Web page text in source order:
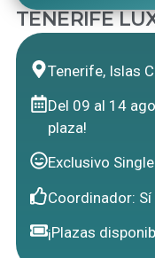
TENERIFE
Tenerife, Islas
Del 09 al 14
plaza!
Exclusivo
Coordinador: Sí
¡Plazas